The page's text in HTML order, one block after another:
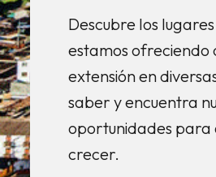
Descubre los
estamos ofreciendo
extensión en
saber y encuentra
oportunidades
crecer.